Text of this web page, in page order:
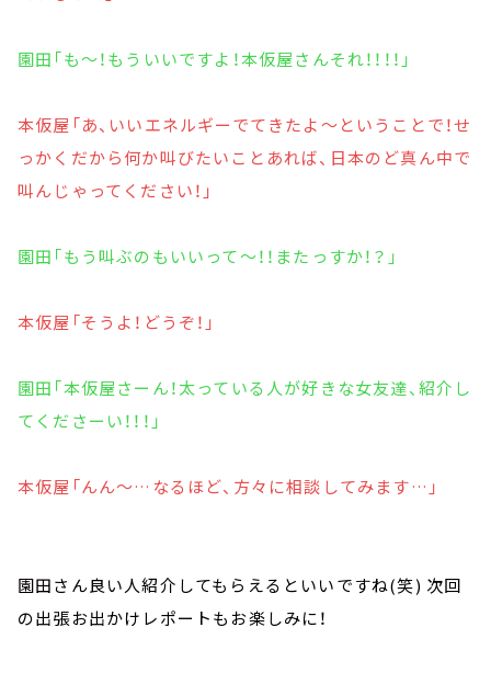
園田「も～！もういいですよ！本仮屋さんそれ！！！！」
本仮屋「あ、いいエネルギーでてきたよ～ということで！せ
っかくだから何か叫びたいことあれば、日本のど真ん中で
叫んじゃってください！」
園田「もう叫ぶのもいいって～！！またっすか！？」
本仮屋「そうよ！どうぞ！」
園田「本仮屋さーん！太っている人が好きな女友達、紹介し
てくださーい！！！」
本仮屋「んん～…なるほど、方々に相談してみます…」
園田さん良い人紹介してもらえるといいですね(笑) 次回
の出張お出かけレポートもお楽しみに！